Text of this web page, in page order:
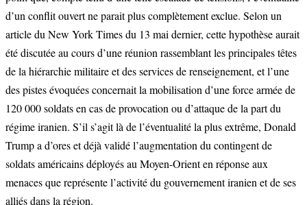
d’un conflit ouvert ne parait plus complètement exclue. Selon un
article du New York Times du 13 mai dernier, cette hypothèse aurait
été discutée au cours d’une réunion rassemblant les principales têtes
de la hiérarchie militaire et des services de renseignement, et l’une
des pistes évoquées concernait la mobilisation d’une force armée de
120 000 soldats en cas de provocation ou d’attaque de la part du
régime iranien. S’il s’agit là de l’éventualité la plus extrême, Donald
Trump a d’ores et déjà validé l’augmentation du contingent de
soldats américains déployés au Moyen-Orient en réponse aux
menaces que représente l’activité du gouvernement iranien et de ses
alliés dans la région.